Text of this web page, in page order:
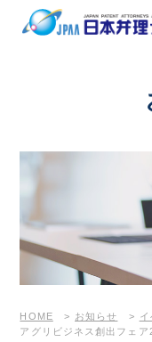
HOME > お知らせ >
アグリビジネス創出フェ